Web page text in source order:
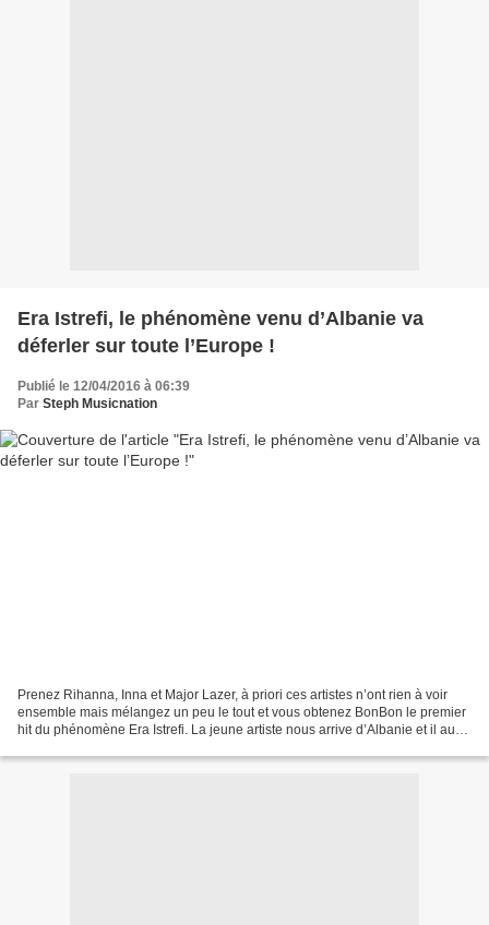
Era Istrefi, le phénomène venu d’Albanie va
déferler sur toute l’Europe !
Publié le 12/04/2016 à 06:39
Par Steph Musicnation
Prenez Rihanna, Inna et Major Lazer, à priori ces artistes n’ont rien à voir
ensemble mais mélangez un peu le tout et vous obtenez BonBon le premier
hit du phénomène Era Istrefi. La jeune artiste nous arrive d’Albanie et il aura